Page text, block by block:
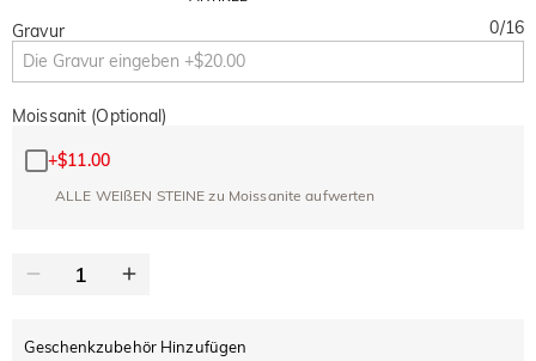
Gravur 0/16
Moissanit (Optional)
+$11.00
ALLE WEIßEN STEINE zu Moissanite aufwerten
Geschenkzubehör Hinzufügen